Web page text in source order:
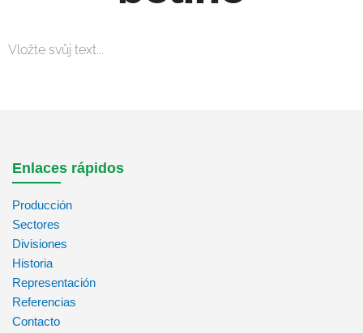
Vložte svůj text...
Enlaces rápidos
Producción
Sectores
Divisiones
Historia
Representación
Referencias
Contacto